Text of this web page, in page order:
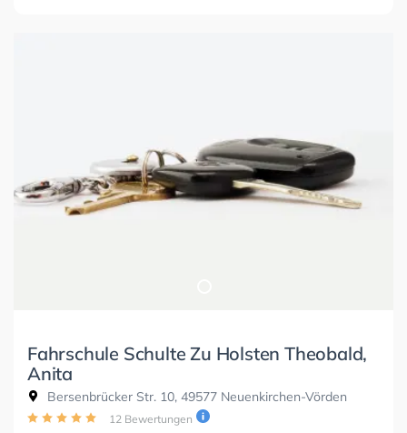
Fahrschule Schulte Zu Holsten Theobald,
Anita
Bersenbrücker Str. 10, 49577 Neuenkirchen-Vörden
12 Bewertungen